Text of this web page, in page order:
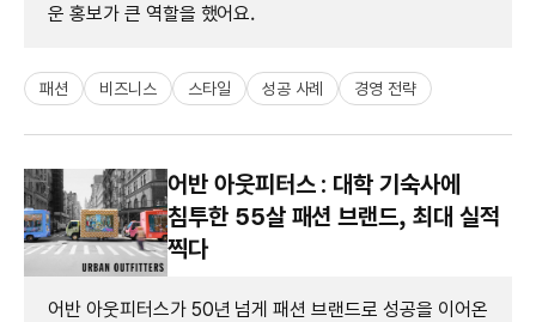
운 홍보가 큰 역할을 했어요.
패션 비즈니스 스타일 성공 사례 경영 전략
어반 아웃피터스 : 대학 기숙사에
침투한 55살 패션 브랜드, 최대 실적
찍다
어반 아웃피터스가 50년 넘게 패션 브랜드로 성공을 이어온